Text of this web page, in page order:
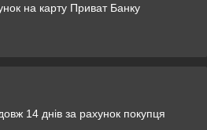
на карту Приват Банку
14 днів за рахунок покупця